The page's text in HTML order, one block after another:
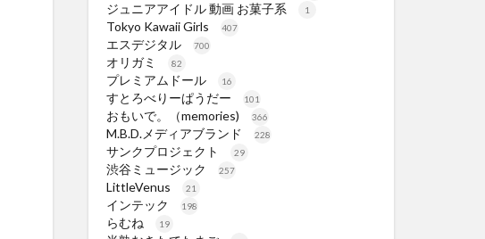
ジュニアアイドル 動画 お菓子系 1
Tokyo Kawaii Girls 407
エスデジタル 700
オリガミ 82
プレミアムドール 16
すとろべりーぱうだー 101
おもいで。（memories) 366
M.B.D.メディアブランド 228
サンクプロジェクト 29
渋谷ミュージック 257
LittleVenus 21
インテック 198
らむね 19